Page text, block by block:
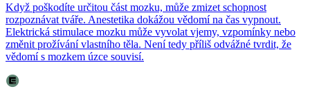
Když poškodíte určitou část mozku, může zmizet schopnost
rozpoznávat tváře. Anestetika dokážou vědomí na čas vypnout.
Elektrická stimulace mozku může vyvolat vjemy, vzpomínky nebo
změnit prožívání vlastního těla. Není tedy příliš odvážné tvrdit, že
vědomí s mozkem úzce souvisí.